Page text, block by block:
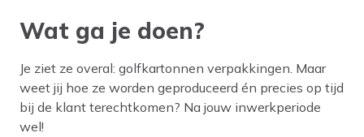
Wat ga je doen?
Je ziet ze overal: golfkartonnen verpakkingen. Maar
weet jij hoe ze worden geproduceerd én precies op tijd
bij de klant terechtkomen? Na jouw inwerkperiode
wel!